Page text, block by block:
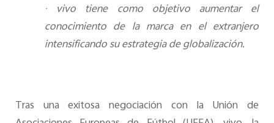
·
vivo tiene como objetivo aumentar el
conocimiento de la marca en el extranjero
intensificando su estrategia de globalización.
Tras una exitosa negociación con la Unión de